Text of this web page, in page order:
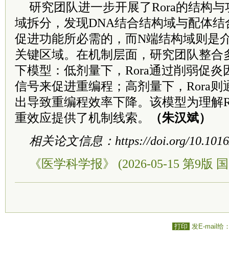
研究团队进一步开展了Rora的结构
域拆分，发现DNA结合结构域与配体结
促进功能所必需的，而N端结构域则是
关键区域。在机制层面，研究团队整合
下模型：低剂量下，Rora通过削弱促炎
信号来促进重编程；高剂量下，Rora则
出导致重编程效率下降。该模型为理解
重效应提供了机制线索。
（朱汉斌）
相关论文信息：https://doi.org/
《医学科学报》 (2026-05-15 第9版
打印 发E-mail给